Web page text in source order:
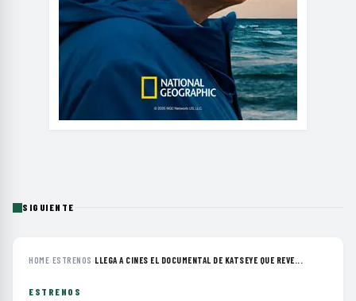
SIGUIENTE
HOME›ESTRENOS ›LLEGA A CINES EL DOCUMENTAL DE KATSEYE QUE REVE...
ESTRENOS